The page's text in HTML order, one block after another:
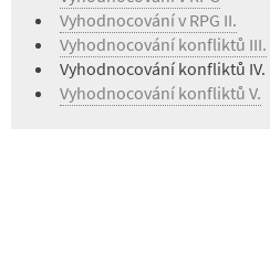
Vyhodnocování v RPG II.
Vyhodnocování konfliktů III.
Vyhodnocování konfliktů
Vyhodnocování konfliktů V.